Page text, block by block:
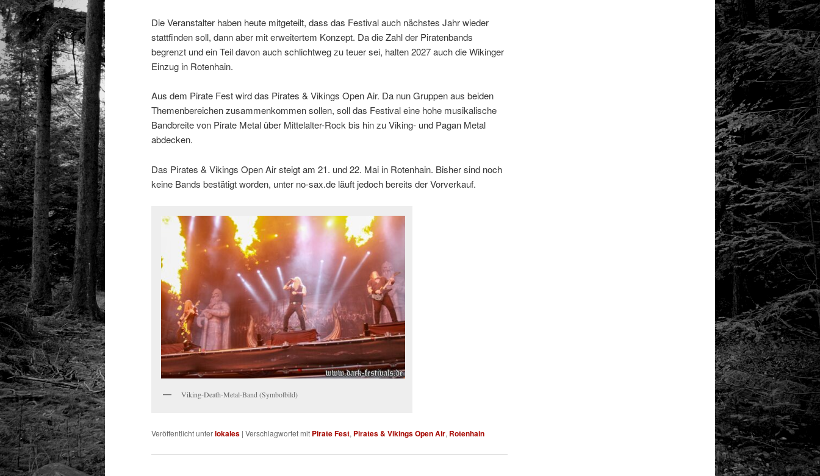
Die Veranstalter haben heute mitgeteilt, dass das Festival auch nächstes Jahr wieder
stattfinden soll, dann aber mit erweitertem Konzept. Da die Zahl der Piratenbands
begrenzt und ein Teil davon auch schlichtweg zu teuer sei, halten 2027 auch die Wikinger
Einzug in Rotenhain.
Aus dem Pirate Fest wird das Pirates & Vikings Open Air. Da nun Gruppen aus beiden
Themenbereichen zusammenkommen sollen, soll das Festival eine hohe musikalische
Bandbreite von Pirate Metal über Mittelalter-Rock bis hin zu Viking- und Pagan Metal
abdecken.
Das Pirates & Vikings Open Air steigt am 21. und 22. Mai in Rotenhain. Bisher sind noch
keine Bands bestätigt worden, unter no-sax.de läuft jedoch bereits der Vorverkauf.
Viking-Death-Metal-Band (Symbolbild)
Veröffentlicht unterlokales | Verschlagwortet mit Pirate Fest, Pirates & Vikings Open Air, Rotenhain